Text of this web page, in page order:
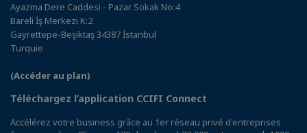
Ayazma Dere Caddesi - Pazar Sokak No:4
Bareli İş Merkezi K:2
Gayrettepe-Beşiktaş 34387 İstanbul
Turquie
(Accéder au plan)
Téléchargez l’application CCIFI Connect
Accélérez votre business grâce au 1er réseau privé d'entreprises